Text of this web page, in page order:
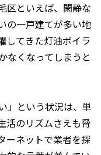
区といえば、閑静な
の一戸建てが多い地
してきた灯油ボイラ
なくなってしまうと
」という状況は、単
活のリズムさえも脅
ーネットで業者を探